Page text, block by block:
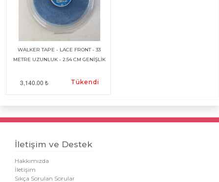
WALKER TAPE - LACE FRONT - 33
METRE UZUNLUK - 2.54 CM GENİŞLİK
3,140.00 ₺ Tükendi
İletişim ve Destek
Hakkımızda
İletişim
Sıkça Sorulan Sorular